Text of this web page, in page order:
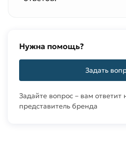
Нужна помощь?
Задать
Задайте вопрос – вам ответит
представитель бренда